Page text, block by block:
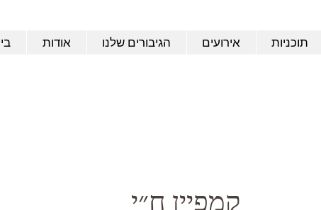
אודות הגיבורים שלנו אירועים תוכניות
קמפיין ח״י